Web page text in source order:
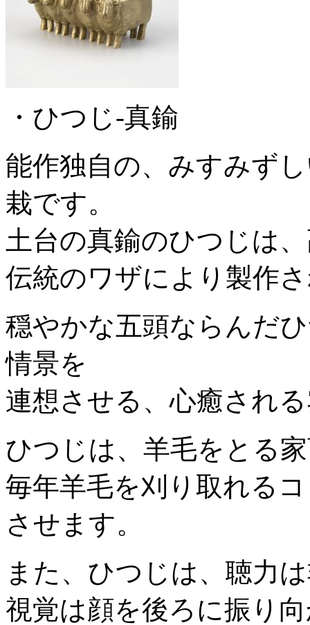
・ひつじ-真鍮
能作独自の、みすみず
栽です。
土台の真鍮のひつじは
伝統のワザにより製作
穏やかな五頭ならんだ
情景を
連想させる、心癒され
ひつじは、羊毛をとる
毎年羊毛を刈り取れる
させます。
また、ひつじは、聴力
視覚は顔を後ろに振り